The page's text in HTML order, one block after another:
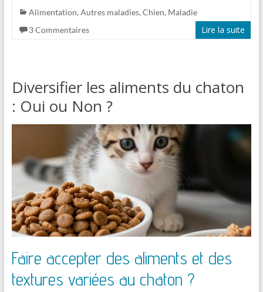
Alimentation, Autres maladies, Chien, Maladie
3 Commentaires
Lire la suite
Diversifier les aliments du chaton
: Oui ou Non ?
Faire accepter des aliments et des
textures variées au chaton ?